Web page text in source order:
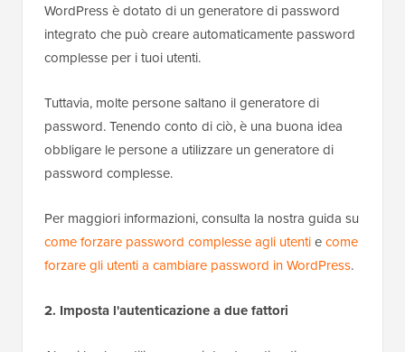
WordPress è dotato di un generatore di password
integrato che può creare automaticamente password
complesse per i tuoi utenti.
Tuttavia, molte persone saltano il generatore di
password. Tenendo conto di ciò, è una buona idea
obbligare le persone a utilizzare un generatore di
password complesse.
Per maggiori informazioni, consulta la nostra guida su
come forzare password complesse agli utentiecome
forzare gli utenti a cambiare password in WordPress.
2. Imposta l'autenticazione a due fattori